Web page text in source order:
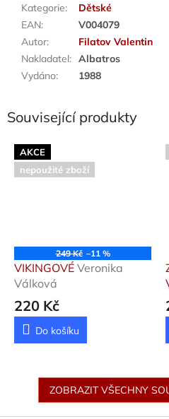
Kategorie:
Dětské
EAN:
V004079
Autor:
Filatov Valentin
Nakladatel: Albatros
Vydáno: 1988
Související produkty
AKCE
nepoužité zboží
249 Kč –11 %
VIKINGOVÉ Veronika
Válková
220 Kč
Do košíku
ZOBRAZIT VŠECHNY